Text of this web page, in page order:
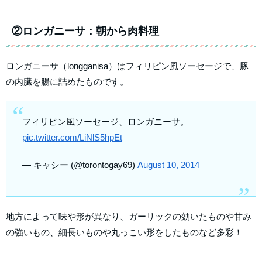
②ロンガニーサ：朝から肉料理
ロンガニーサ（longganisa）はフィリピン風ソーセージで、豚
の内臓を腸に詰めたものです。
フィリピン風ソーセージ、ロンガニーサ。
pic.twitter.com/LiNlS5hpEt
— キャシー (@torontogay69) August 10, 2014
地方によって味や形が異なり、ガーリックの効いたものや甘み
の強いもの、細長いものや丸っこい形をしたものなど多彩！